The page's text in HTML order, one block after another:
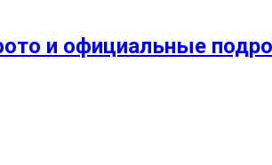
и официальные